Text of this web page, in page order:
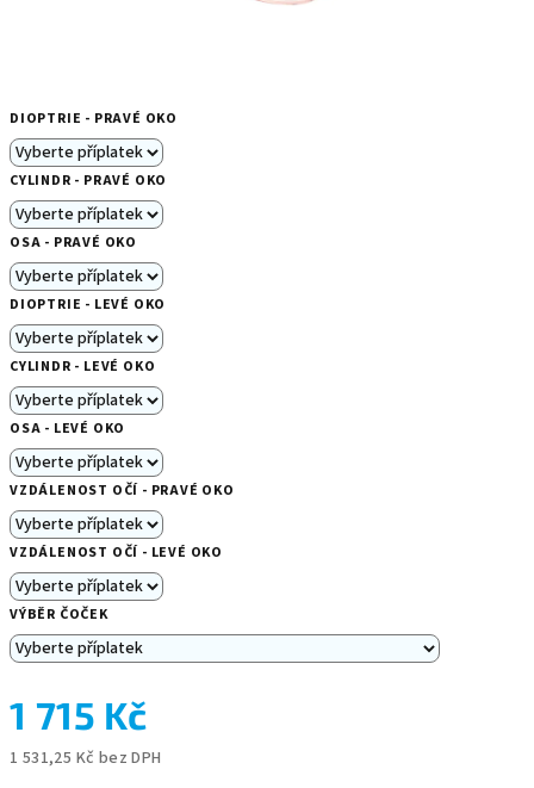
DIOPTRIE - PRAVÉ OKO
CYLINDR - PRAVÉ OKO
OSA - PRAVÉ OKO
DIOPTRIE - LEVÉ OKO
CYLINDR - LEVÉ OKO
OSA - LEVÉ OKO
VZDÁLENOST OČÍ - PRAVÉ OKO
VZDÁLENOST OČÍ - LEVÉ OKO
VÝBĚR ČOČEK
1 715 Kč
1 531,25 Kč bez DPH